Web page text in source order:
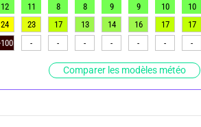
Comparer les modèles météo
12 11 8 8 9 9 10 10
24 23 17 13 14 16 17 17
-
- - - - - -